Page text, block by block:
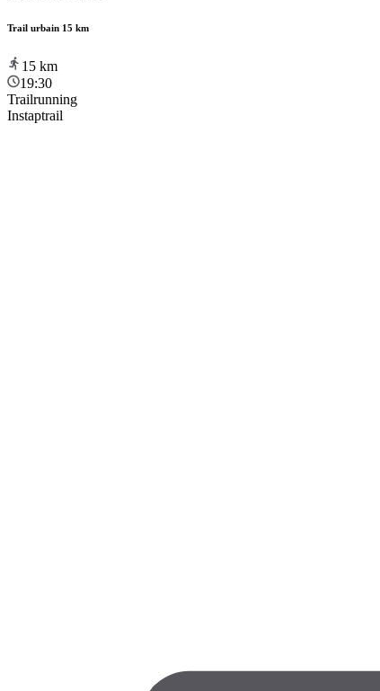
Trail urbain 15 km
15 km
19:30
Trailrunning
Instaptrail